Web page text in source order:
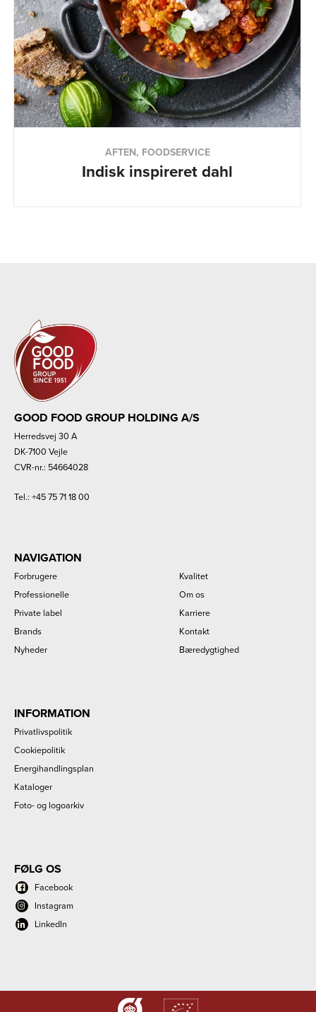
AFTEN, FOODSERVICE
Indisk inspireret dahl
GOOD FOOD GROUP HOLDING A/S
Herredsvej 30 A
DK-7100 Vejle
CVR-nr.: 54664028
Tel.: +45 75 71 18 00
NAVIGATION
Forbrugere
Professionelle
Private label
Brands
Nyheder
Kvalitet
Om os
Karriere
Kontakt
Bæredygtighed
INFORMATION
Privatlivspolitik
Cookiepolitik
Energihandlingsplan
Kataloger
Foto- og logoarkiv
FØLG OS
Facebook
Instagram
LinkedIn